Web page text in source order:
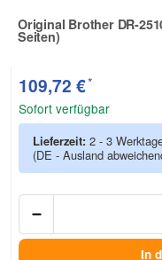
Original Brother DR-
Seiten)
Zur Artikelbewertung
109,72 €*
Sofort verfügbar
Lieferzeit: 2 - 3
(DE - Ausland
In